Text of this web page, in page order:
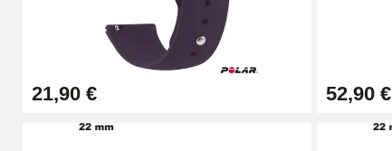
Pince à Poinçonner (pince trou)
57,42 €
Pince Trou pour Bracelet de Montre
21,90 € 52,90 €